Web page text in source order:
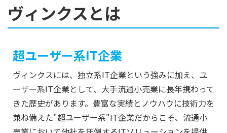
ヴィンクスとは
超ユーザー系IT企業
ヴィンクスには、独立系IT企業という強みに加え、ユ
ーザー系IT企業として、大手流通小売業に長年携わって
きた歴史があります。豊富な実績とノウハウに技術力を
兼ね備えた"超ユーザー系"IT企業だからこそ、流通小